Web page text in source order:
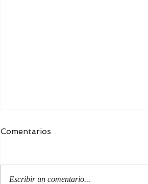
Comentarios
Escribir un comentario...